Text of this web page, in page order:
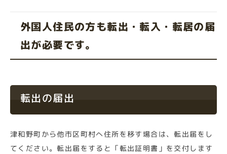
外国人住民の方も転出・転入・転居の届
出が必要です。
転出の届出
津和野町から他市区町村へ住所を移す場合は、転出届をし
てください。転出届をすると「転出証明書」を交付します